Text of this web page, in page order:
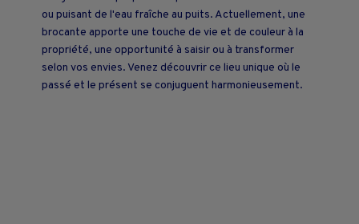
ou puisant de l'eau fraîche au puits. Actuellement, une
brocante apporte une touche de vie et de couleur à la
propriété, une opportunité à saisir ou à transformer
selon vos envies. Venez découvrir ce lieu unique où le
passé et le présent se conjuguent harmonieusement.